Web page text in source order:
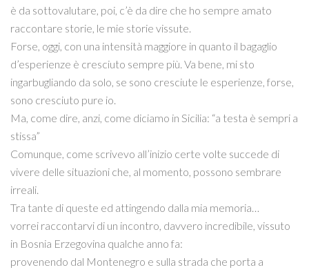
è da sottovalutare, poi, c’è da dire che ho sempre amato
raccontare storie, le mie storie vissute.
Forse, oggi, con una intensità maggiore in quanto il bagaglio
d’esperienze è cresciuto sempre più. Va bene, mi sto
ingarbugliando da solo, se sono cresciute le esperienze, forse,
sono cresciuto pure io.
Ma, come dire, anzi, come diciamo in Sicilia: “a testa è sempri a
stissa”
Comunque, come scrivevo all’inizio certe volte succede di
vivere delle situazioni che, al momento, possono sembrare
irreali.
Tra tante di queste ed attingendo dalla mia memoria…
vorrei raccontarvi di un incontro, davvero incredibile, vissuto
in Bosnia Erzegovina qualche anno fa:
provenendo dal Montenegro e sulla strada che porta a